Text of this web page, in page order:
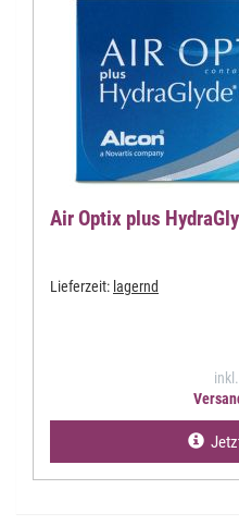
Air Optix plus
Lieferzeit: lagernd